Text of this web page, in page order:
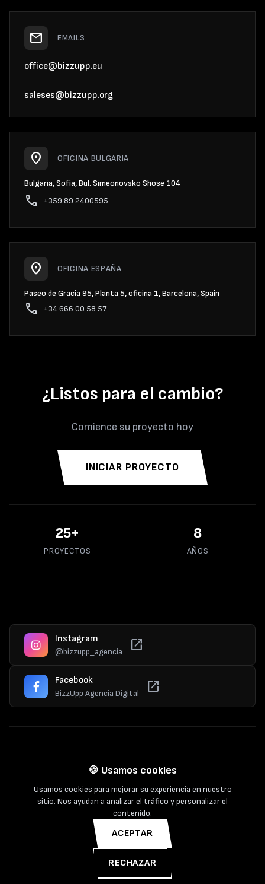
mail EMAILS
office@bizzupp.eu
saleses@bizzupp.org
location_on OFICINA BULGARIA
Bulgaria, Sofía, Bul. Simeonovsko Shose 104
phone +359 89 2400595
location_on OFICINA ESPAÑA
Paseo de Gracia 95, Planta 5, oficina 1, Barcelona, Spain
phone +34 666 00 58 57
¿Listos para el cambio?
Comience su proyecto hoy
INICIAR PROYECTO
43+
PROYECTOS
14
AÑOS
Instagram
@bizzupp_agencia open_in_new
Facebook
BizzUpp Agencia Digital open_in_new
Política de PrivacidadCookiesTérminos de Servicio
🍪 Usamos cookies
Usamos cookies para mejorar su experiencia en nuestro
sitio. Nos ayudan a analizar el tráfico y personalizar el
contenido.
ACEPTAR
RECHAZAR